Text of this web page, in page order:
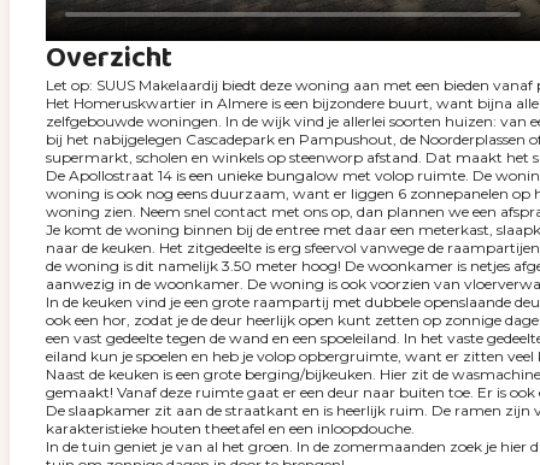
Overzicht
Let op: SUUS Makelaardij biedt deze woning aan met een bieden vanaf
Het Homeruskwartier in Almere is een bijzondere buurt, want bijna
zelfgebouwde woningen. In de wijk vind je allerlei soorten huizen: van
bij het nabijgelegen Cascadepark en Pampushout, de
supermarkt, scholen en winkels op steenworp afstand. Dat maakt het
De Apollostraat 14 is een unieke bungalow met volop ruimte. De
woning is ook nog eens duurzaam, want er liggen 6 zonnepanelen op
woning zien. Neem snel contact met ons op, dan plannen we een
Je komt de woning binnen bij de entree met daar een meterkast,
naar de keuken. Het zitgedeelte is erg sfeervol vanwege de
de woning is dit namelijk 3.50 meter hoog! De woonkamer is netjes
aanwezig in de woonkamer. De woning is ook voorzien van
In de keuken vind je een grote raampartij met dubbele openslaande
ook een hor, zodat je de deur heerlijk open kunt zetten op zonnige
een vast gedeelte tegen de wand en een spoeleiland. In het vaste
eiland kun je spoelen en heb je volop opbergruimte, want er zitten veel
Naast de keuken is een grote berging/bijkeuken. Hier zit de
gemaakt! Vanaf deze ruimte gaat er een deur naar buiten toe. Er is
De slaapkamer zit aan de straatkant en is heerlijk ruim. De ramen zijn
karakteristieke houten theetafel en een inloopdouche.
In de tuin geniet je van al het groen. In de zomermaanden zoek je